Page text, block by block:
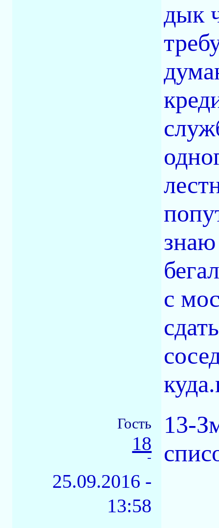
дык
знаю
с
Гость
18
-
25.09.2016 -
13:58
13-